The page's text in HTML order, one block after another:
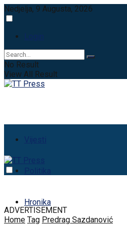
Nedjelja, 9 Augusta, 2026
Login
No Result
View All Result
Vijesti
Politika
Hronika
ADVERTISEMENT
Home Tag Predrag Sazdanović